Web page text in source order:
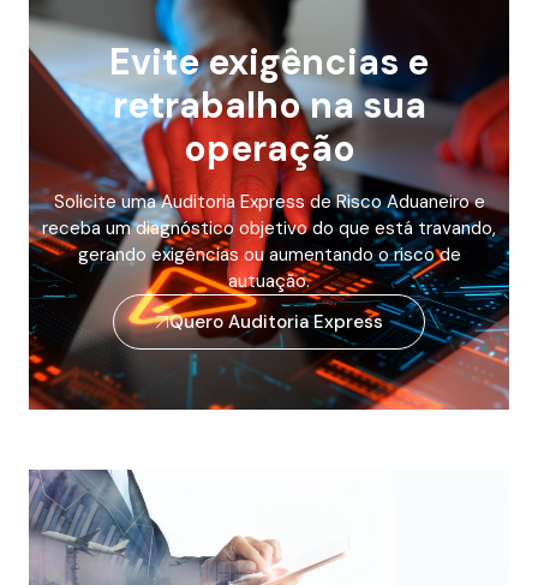
Solicite uma Auditoria Express de Risco Aduaneiro e
receba um diagnóstico objetivo do que está travando,
gerando exigências ou aumentando o risco de
autuação.
Evite exigências e
retrabalho na sua
operação
Quero Auditoria Express